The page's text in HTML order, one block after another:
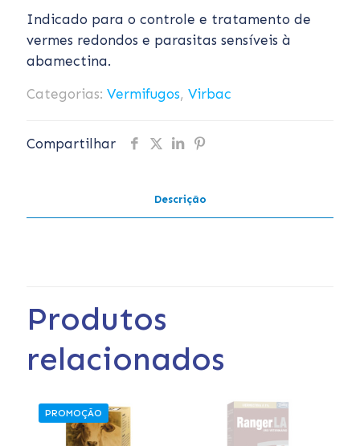
Indicado para o controle e tratamento de
vermes redondos e parasitas sensíveis à
abamectina.
Categorias: Vermifugos, Virbac
Compartilhar
Descrição
Produtos
relacionados
PROMOÇÃO